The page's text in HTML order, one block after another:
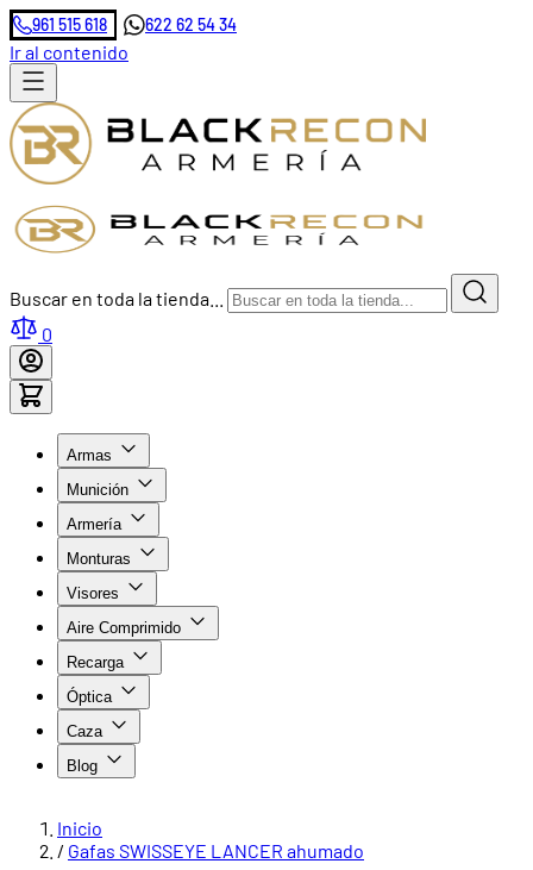
961 515 618 622 62 54 34
Ir al contenido
Buscar en toda la tienda...
0
Armas
Munición
Armería
Monturas
Visores
Aire Comprimido
Recarga
Óptica
Caza
Blog
Inicio
/ Gafas SWISSEYE LANCER ahumado